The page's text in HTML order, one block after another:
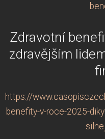
Zdravotní
zdravějším
https://
benefity-v-roce-2025-